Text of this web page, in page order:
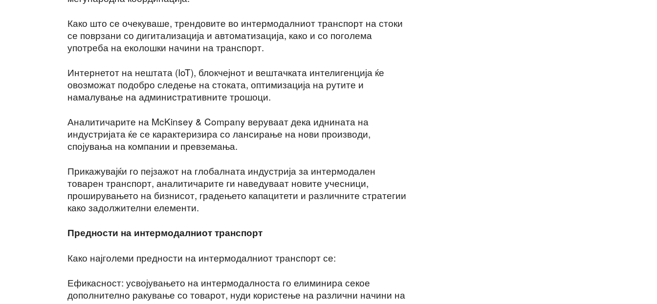
Како што се очекуваше, трендовите во интермодалниот транспорт на стоки
се поврзани со дигитализација и автоматизација, како и со поголема
употреба на еколошки начини на транспорт.
Интернетот на нештата (IoT), блокчејнот и вештачката интелигенција ќе
овозможат подобро следење на стоката, оптимизација на рутите и
намалување на административните трошоци.
Аналитичарите на McKinsey & Company веруваат дека иднината на
индустријата ќе се карактеризира со лансирање на нови производи,
спојувања на компании и превземања.
Прикажувајќи го пејзажот на глобалната индустрија за интермодален
товарен транспорт, аналитичарите ги наведуваат новите учесници,
проширувањето на бизнисот, градењето капацитети и различните стратегии
како задолжителни елементи.
Предности на интермодалниот транспорт
Како најголеми предности на интермодалниот транспорт се:
Ефикасност: усвојувањето на интермодалноста го елиминира секое
дополнително ракување со товарот, нуди користење на различни начини на